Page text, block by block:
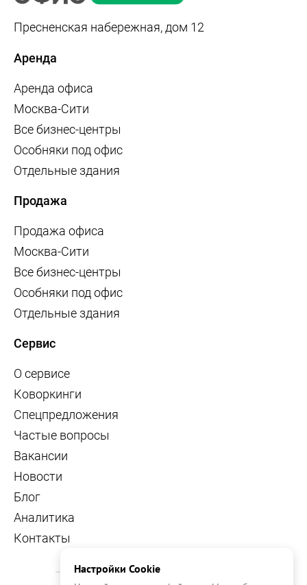
Пресненская набережная, дом 12
Аренда
Аренда офиса
Москва-Сити
Все бизнес-центры
Особняки под офис
Отдельные здания
Продажа
Продажа офиса
Москва-Сити
Все бизнес-центры
Особняки под офис
Отдельные здания
Сервис
О сервисе
Коворкинги
Спецпредложения
Частые вопросы
Вакансии
Новости
Блог
Аналитика
Контакты
Настройки Cookie